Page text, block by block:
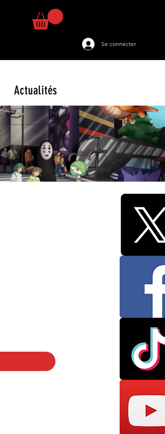
Se connecter
Actualités